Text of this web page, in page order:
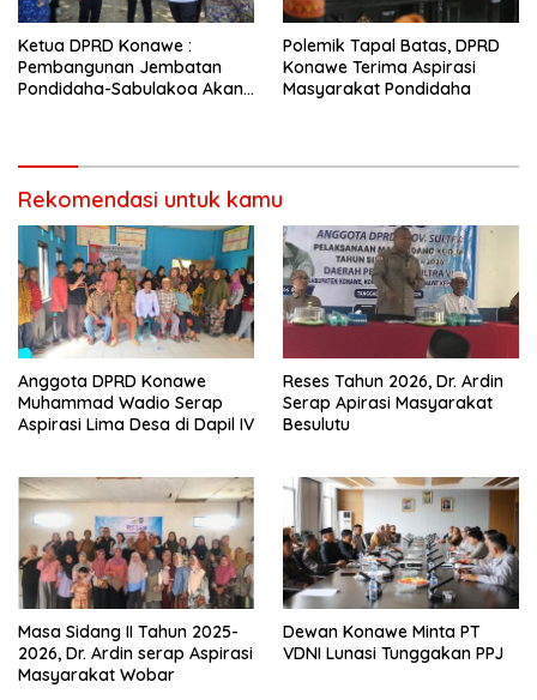
Ketua DPRD Konawe :
Pembangunan Jembatan
Pondidaha-Sabulakoa Akan
Polemik Tapal Batas, DPRD
Konawe Terima Aspirasi
Masyarakat Pondidaha
Rekomendasi untuk kamu
Anggota DPRD Konawe
Muhammad Wadio Serap
Aspirasi Lima Desa di Dapil IV
Reses Tahun 2026, Dr. Ardin
Serap Apirasi Masyarakat
Besulutu
Masa Sidang II Tahun 2025-
2026, Dr. Ardin serap Aspirasi
Masyarakat Wobar
Dewan Konawe Minta PT
VDNI Lunasi Tunggakan PPJ